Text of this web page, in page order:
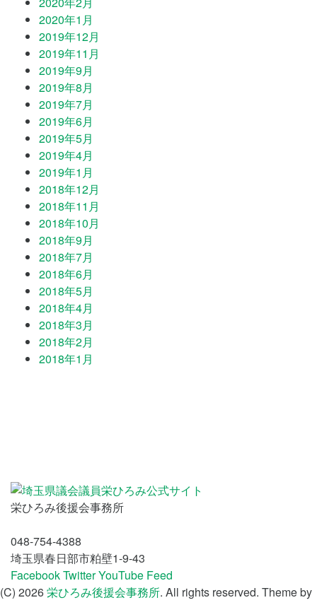
2020年1月
2019年12月
2019年11月
2019年9月
2019年8月
2019年7月
2019年6月
2019年5月
2019年4月
2019年1月
2018年12月
2018年11月
2018年10月
2018年9月
2018年7月
2018年6月
2018年5月
2018年4月
2018年3月
2018年2月
2018年1月
栄ひろみ後援会事務所
048-754-4388
埼玉県春日部市粕壁1-9-43
FacebookTwitterYouTube Feed
(C) 2026栄ひろみ後援会事務所. All rights reserved. Theme by